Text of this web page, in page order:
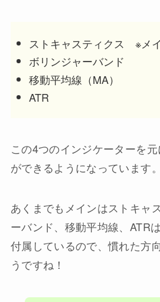
ストキャスティクス ※メ
ボリンジャーバンド
移動平均線（MA）
ATR
この4つのインジケーターを
ができるようになっています。
あくまでもメインはストキャ
ーバンド、移動平均線、ATR
付属しているので、慣れた方
うですね！